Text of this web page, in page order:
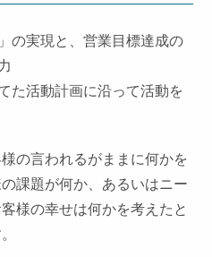
の実現と、営業目標達成の
た活動計画に沿って活動を
の言われるがままに何かを
課題が何か、あるいはニー
様の幸せは何かを考えたと